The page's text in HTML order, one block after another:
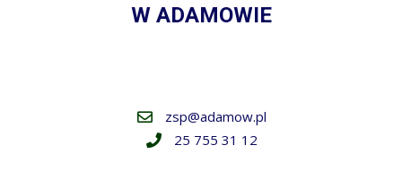
W ADAMOWIE
zsp@adamow.pl
25 755 31 12